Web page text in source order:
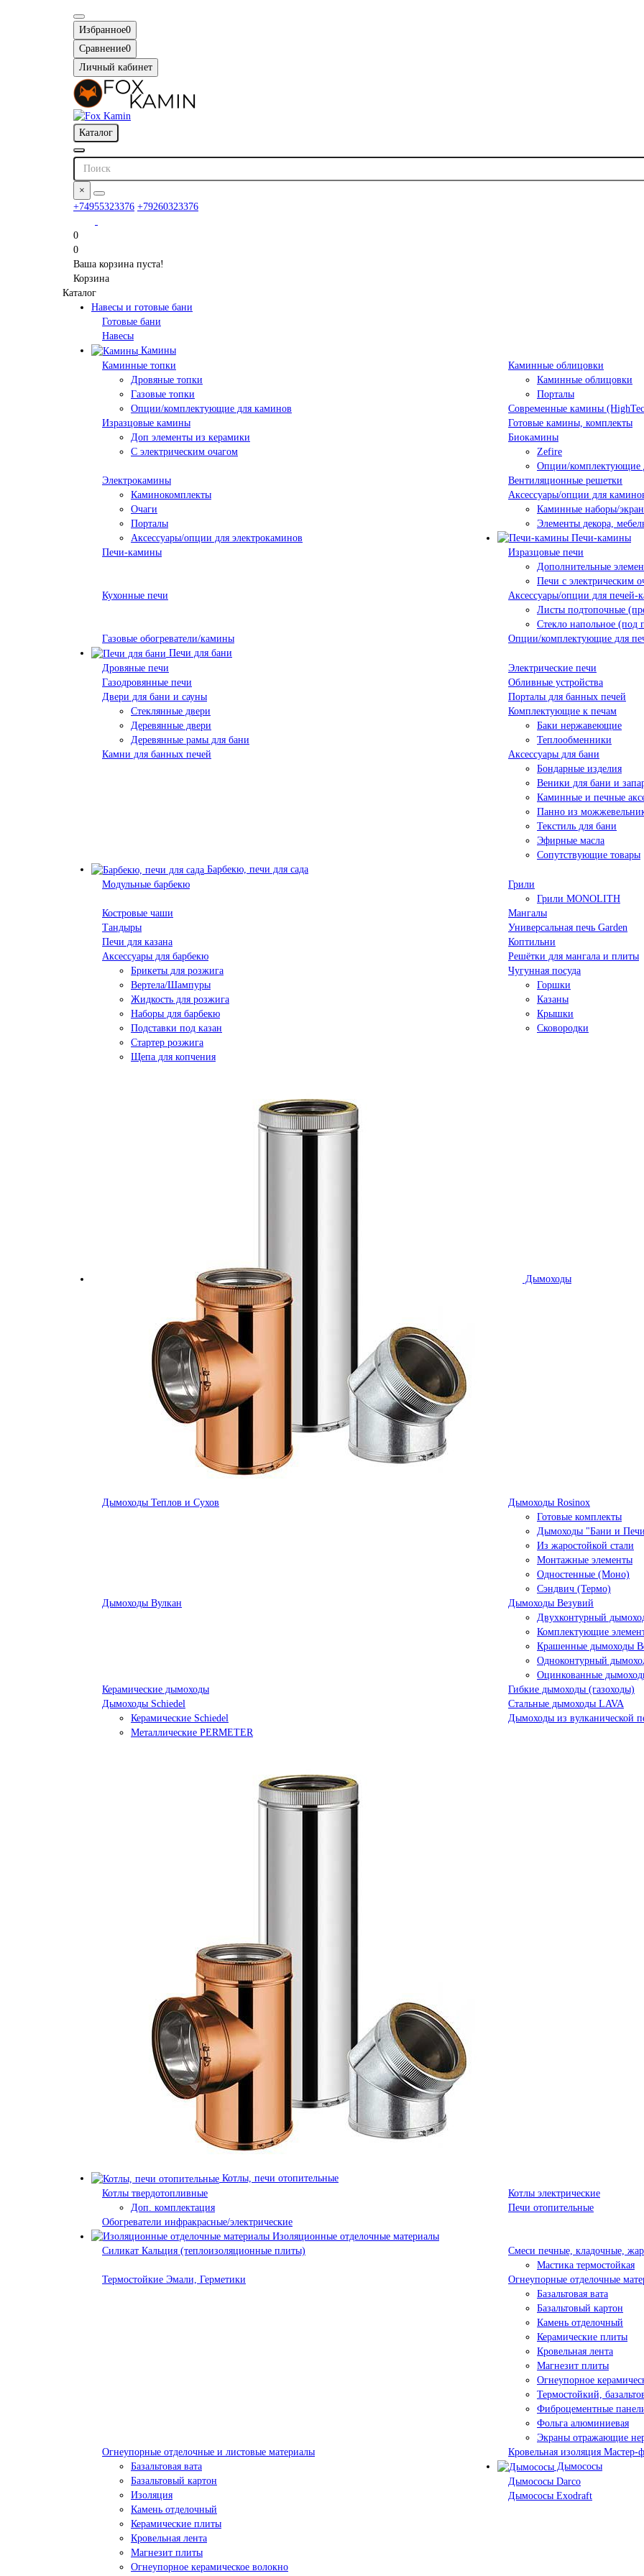
Избранное0
Сравнение0
Личный кабинет
Каталог
×
+74955323376 +79260323376
0
0
Ваша корзина пуста!
Корзина
Каталог
Навесы и готовые бани
Готовые бани
Навесы
Камины
Каминные топки
Дровяные топки
Газовые топки
Опции/комплектующие для каминов
Каминные облицовки
Каминные облицовки
Порталы
Современные камины
Изразцовые камины
Доп элементы из керамики
С электрическим очагом
Готовые камины, комплекты
Биокамины
Zefire
Опции/комплектующие
Электрокамины
Каминокомплекты
Очаги
Порталы
Аксессуары/опции для электрокаминов
Вентиляционные решетки
Аксессуары/опции для
Каминные наборы/
Элементы декора,
Печи-камины
Печи-камины
Изразцовые печи
Дополнительные
Печи с электрическим
Кухонные печи
Аксессуары/опции для печей-
Листы подтопочные
Стекло напольное (под
Газовые обогреватели/камины
Опции/комплектующие для
Печи для бани
Дровяные печи
Электрические печи
Газодровянные печи
Обливные устройства
Двери для бани и сауны
Стеклянные двери
Деревянные двери
Деревянные рамы для бани
Порталы для банных печей
Комплектующие к печам
Баки нержавеющие
Теплообменники
Камни для банных печей
Аксессуары для бани
Бондарные изделия
Веники для бани и
Каминные и печные
Панно из
Текстиль для бани
Эфирные масла
Сопутствующие товары
Барбекю, печи для сада
Модульные барбекю
Грили
Грили MONOLITH
Костровые чаши
Мангалы
Тандыры
Универсальная печь Garden
Печи для казана
Коптильни
Аксессуары для барбекю
Брикеты для розжига
Вертела/Шампуры
Жидкость для розжига
Наборы для барбекю
Подставки под казан
Стартер розжига
Щепа для копчения
Решётки для мангала и плиты
Чугунная посуда
Горшки
Казаны
Крышки
Сковородки
Дымоходы
Дымоходы Теплов и Сухов
Дымоходы Rosinox
Готовые комплекты
Дымоходы "Бани и
Из жаростойкой стали
Монтажные элементы
Одностенные (Моно)
Сэндвич (Термо)
Дымоходы Вулкан
Дымоходы Везувий
Двухконтурный
Комплектующие
Крашенные дымоходы
Одноконтурный
Оцинкованные
Керамические дымоходы
Гибкие дымоходы (газоходы)
Дымоходы Schiedel
Керамические Schiedel
Металлические PERMETER
Стальные дымоходы LAVA
Дымоходы из вулканической
Котлы, печи отопительные
Котлы твердотопливные
Доп. комплектация
Котлы электрические
Печи отопительные
Обогреватели инфракрасные/электрические
Изоляционные отделочные материалы
Силикат Кальция (теплоизоляционные плиты)
Смеси печные, кладочные,
Мастика термостойкая
Термостойкие Эмали, Герметики
Огнеупорные отделочные
Базальтовая вата
Базальтовый картон
Камень отделочный
Керамические плиты
Кровельная лента
Магнезит плиты
Огнеупорное
Термостойкий,
Фиброцементные
Фольга алюминиевая
Экраны отражающие
Огнеупорные отделочные и листовые материалы
Базальтовая вата
Базальтовый картон
Изоляция
Камень отделочный
Керамические плиты
Кровельная лента
Магнезит плиты
Огнеупорное керамическое волокно
Кровельная изоляция Мастер-
Дымососы
Дымососы Darco
Дымососы Exodraft